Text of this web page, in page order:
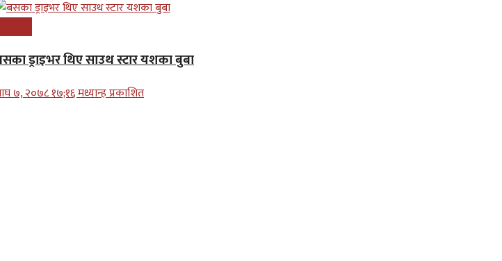
ड्राइभर थिए साउथ स्टार यशका बुबा
७, २०७८ १७;१६ मध्यान्ह प्रकाशित